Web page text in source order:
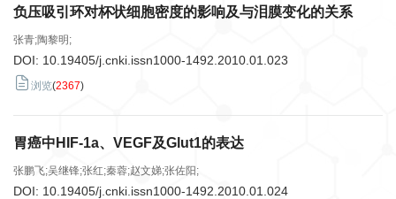
负压吸引环对杯状细胞密度的影响及与泪膜变化的关系
张青;陶黎明;
DOI: 10.19405/j.cnki.issn1000-1492.2010.01.023
浏览(2367)
胃癌中HIF-1a、VEGF及Glut1的表达
张鹏飞;吴继锋;张红;秦蓉;赵文娣;张佐阳;
DOI: 10.19405/j.cnki.issn1000-1492.2010.01.024